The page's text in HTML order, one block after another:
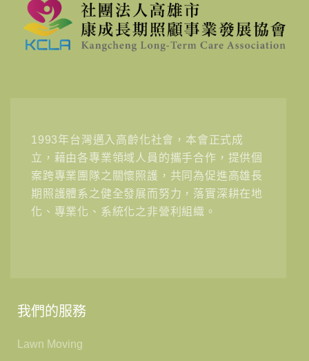
1993年台灣邁入高齡化社會，本會正式成
立，藉由各專業領域人員的攜手合作，提供個
案跨專業團隊之關懷照護，共同為促進高雄長
期照護體系之健全發展而努力，落實深耕在地
化、專業化、系統化之非營利組織。
我們的服務
Lawn Moving